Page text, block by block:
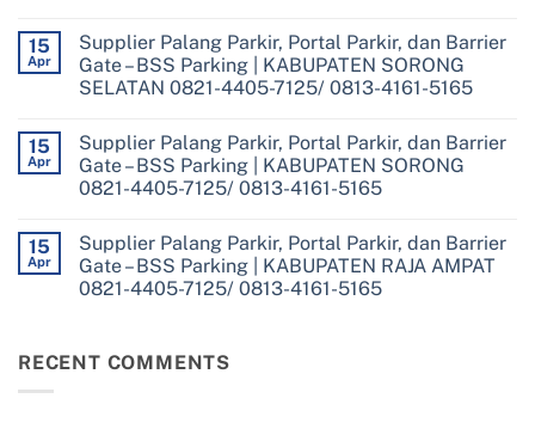
dan
Barrier
Gate
–
BSS
KOTA
SORONG
0821-
4405-
4161-
5165
on
Supplier
Palang
Parkir,
dan
Barrier
Gate
–
BSS
KABUPATEN
TAMBRAUW
0821-
4405-
5165
15
Apr
Supplier Palang Parkir, Portal Parkir, dan Barrier
Gate – BSS Parking | KABUPATEN SORONG
SELATAN 0821-4405-7125/ 0813-4161-5165
on
Supplier
Palang
Parkir,
dan
Barrier
Gate
–
BSS
SORONG
SELATAN
15
Apr
Supplier Palang Parkir, Portal Parkir, dan Barrier
Gate – BSS Parking | KABUPATEN SORONG
0821-4405-7125/ 0813-4161-5165
on
Supplier
Palang
Parkir,
Barrier
Gate
15
Apr
Supplier Palang Parkir, Portal Parkir, dan Barrier
Gate – BSS Parking | KABUPATEN RAJA AMPAT
0821-4405-7125/ 0813-4161-5165
Supplier
Palang
RECENT COMMENTS